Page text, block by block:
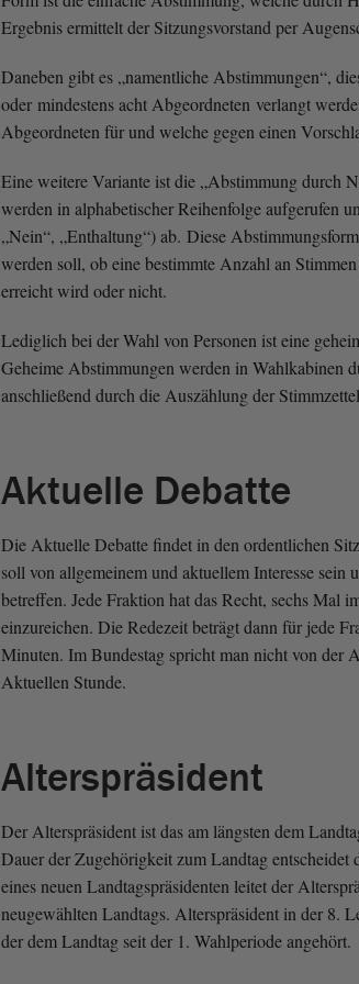
Ergebnis ermittelt der Sitzungsvorstand per
Daneben gibt es „namentliche Abstimmungen“,
oder mindestens acht Abgeordneten verlangt
Abgeordneten für und welche gegen einen
Eine weitere Variante ist die „Abstimmung durch
werden in alphabetischer Reihenfolge aufgerufen
„Nein“, „Enthaltung“) ab. Diese
werden soll, ob eine bestimmte Anzahl an
erreicht wird oder nicht.
Lediglich bei der Wahl von Personen ist eine
Geheime Abstimmungen werden in Wahlkabinen
anschließend durch die Auszählung der
Aktuelle Debatte
Die Aktuelle Debatte findet in den ordentlichen
soll von allgemeinem und aktuellem Interesse sein
betreffen. Jede Fraktion hat das Recht, sechs Mal
einzureichen. Die Redezeit beträgt dann für jede
Minuten. Im Bundestag spricht man nicht von der
Aktuellen Stunde.
Alterspräsident
Der Alterspräsident ist das am längsten dem
Dauer der Zugehörigkeit zum Landtag entscheidet
eines neuen Landtagspräsidenten leitet der
neugewählten Landtags. Alterspräsident in der 8.
der dem Landtag seit der 1. Wahlperiode angehört.